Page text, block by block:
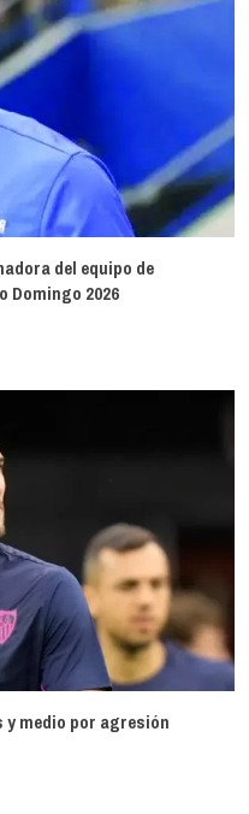
del equipo de
Domingo 2026
y medio por agresión